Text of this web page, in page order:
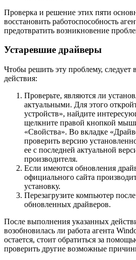
Проверка и решение этих пяти
восстановить работоспособность
предотвратить возникновение
Устаревшие драйверы
Чтобы решить эту проблему,
действия:
Проверьте, являются ли
актуальными. Для этого
устройств», найдите
щелкните правой кнопкой
«Свойства». Во вкладке
проверить версию
ее с последней актуальной
производителя.
Если имеются обновления
официального сайта
установку.
Перезагрузите компьютер
обновленных драйверов.
После выполнения указанных
возобновилась ли работа агента
остается, стоит обратиться за
проверить другие возможные